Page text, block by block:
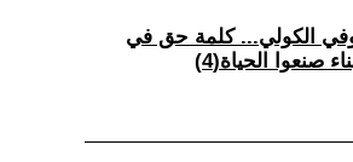
الكولي... كلمة حق في
صنعوا الحياة(4)